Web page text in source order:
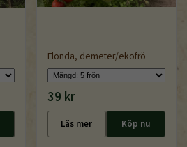
Flonda, demeter/ekofrö
39 kr
Läs mer Köp nu